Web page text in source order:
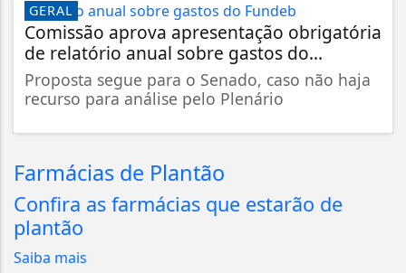
GERAL
Comissão aprova apresentação obrigatória
de relatório anual sobre gastos do...
Proposta segue para o Senado, caso não haja
recurso para análise pelo Plenário
Farmácias de Plantão
Confira as farmácias que estarão de
plantão
Saiba mais